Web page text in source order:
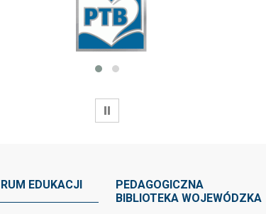
WSTRZYMAJ
EDUKACJI
PEDAGOGICZNA
BIBLIOTEKA WOJEWÓDZKA